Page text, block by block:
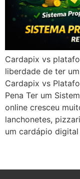
Cardapix vs
liberdade de ter
Cardapix vs
Pena Ter um
online cresceu
lanchonetes,
um cardápio